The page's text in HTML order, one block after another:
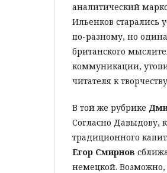
аналитический
Ильенков старались
по-разному, но
британского
коммуникации,
читателя к
В той же рубрике
Согласно Давыдову,
традиционного
Егор Смирнов
немецкой. Возможно,